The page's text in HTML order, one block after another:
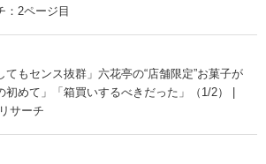
：2ページ目
てもセンス抜群」六花亭の“店舗限定”お菓子が
めて」「箱買いするべきだった」（1/2） |
サーチ